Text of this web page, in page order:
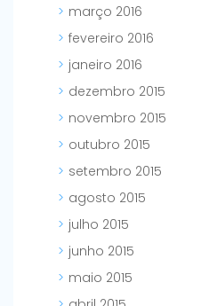
março 2016
fevereiro 2016
janeiro 2016
dezembro 2015
novembro 2015
outubro 2015
setembro 2015
agosto 2015
julho 2015
junho 2015
maio 2015